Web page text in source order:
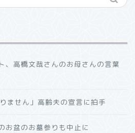
、高橋文哉さんのお母さんの言葉
ません」高齢夫の宣言に拍手
お盆のお墓参りも中止に